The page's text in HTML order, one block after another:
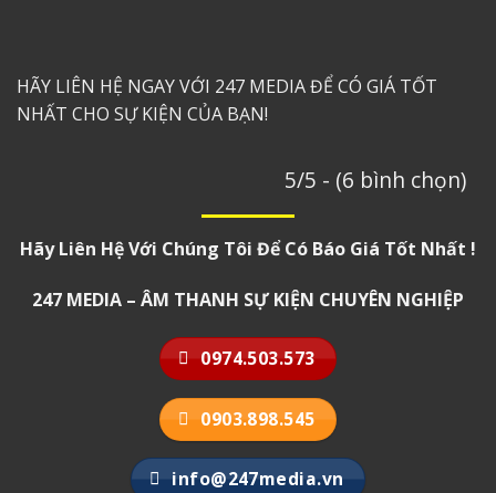
HÃY LIÊN HỆ NGAY VỚI 247 MEDIA ĐỂ CÓ GIÁ TỐT
NHẤT CHO SỰ KIỆN CỦA BẠN!
5/5 - (6 bình chọn)
Hãy Liên Hệ Với Chúng Tôi Để Có Báo Giá Tốt Nhất !
247 MEDIA – ÂM THANH SỰ KIỆN CHUYÊN NGHIỆP
0974.503.573
0903.898.545
info@247media.vn